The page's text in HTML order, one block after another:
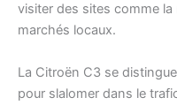
visiter des sites comme
marchés locaux.
La Citroën C3 se
pour slalomer dans le